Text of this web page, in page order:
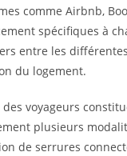
comme Airbnb,
spécifiques à
entre les
du logement.
des voyageurs
plusieurs
de serrures